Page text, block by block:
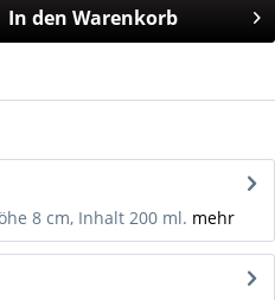
In den Warenkorb
8 cm, Inhalt 200 ml. mehr